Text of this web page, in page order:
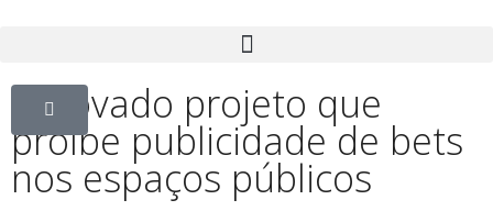
Aprovado projeto que
proíbe publicidade de bets
nos espaços públicos